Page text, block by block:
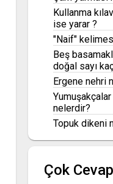
Kullanma
ise yarar ?
"Naif"
Beş
doğal sayı
Ergene nehri
nelerdir?
Topuk dikeni
Çok